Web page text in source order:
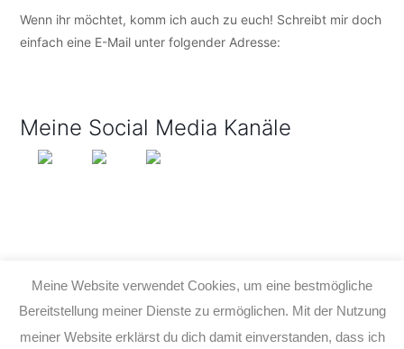
Wenn ihr möchtet, komm ich auch zu euch! Schreibt mir doch
einfach eine E-Mail unter folgender Adresse:
Meine Social Media Kanäle
Meine Website verwendet Cookies, um eine bestmögliche
Bereitstellung meiner Dienste zu ermöglichen. Mit der Nutzung
meiner Website erklärst du dich damit einverstanden, dass ich